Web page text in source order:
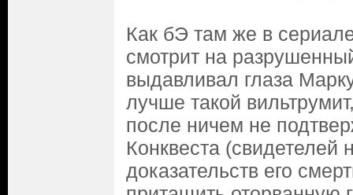
Как бЭ там же в
смотрит на
выдавливал глаза
лучше такой
после ничем не
Конквеста (свидетелей
доказательств его